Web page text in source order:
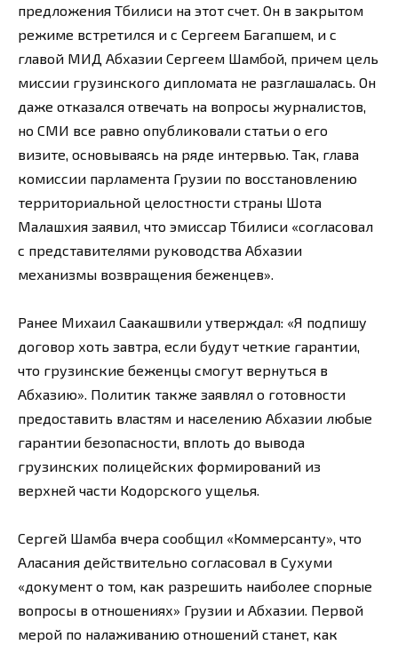
предложения Тбилиси на этот счет. Он в закрытом
режиме встретился и с Сергеем Багапшем, и с
главой МИД Абхазии Сергеем Шамбой, причем цель
миссии грузинского дипломата не разглашалась. Он
даже отказался отвечать на вопросы журналистов,
но СМИ все равно опубликовали статьи о его
визите, основываясь на ряде интервью. Так, глава
комиссии парламента Грузии по восстановлению
территориальной целостности страны Шота
Малашхия заявил, что эмиссар Тбилиси «согласовал
с представителями руководства Абхазии
механизмы возвращения беженцев».
Ранее Михаил Саакашвили утверждал: «Я подпишу
договор хоть завтра, если будут четкие гарантии,
что грузинские беженцы смогут вернуться в
Абхазию». Политик также заявлял о готовности
предоставить властям и населению Абхазии любые
гарантии безопасности, вплоть до вывода
грузинских полицейских формирований из
верхней части Кодорского ущелья.
Сергей Шамба вчера сообщил «Коммерсанту», что
Аласания действительно согласовал в Сухуми
«документ о том, как разрешить наиболее спорные
вопросы в отношениях» Грузии и Абхазии. Первой
мерой по налаживанию отношений станет, как